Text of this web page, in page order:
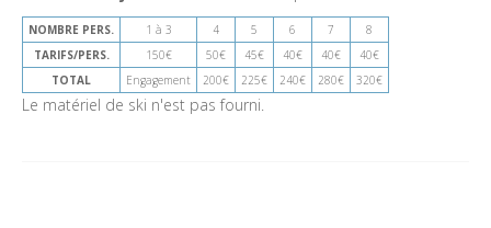
NOMBRE PERS. 1 à 3 4 5 6 7
8
TARIFS/PERS.
150€ 50€ 45€ 40€ 40€
40€
TOTAL
Engagement 200€ 225€ 240€ 280€ 320€
Le matériel de ski n'est pas fourni.